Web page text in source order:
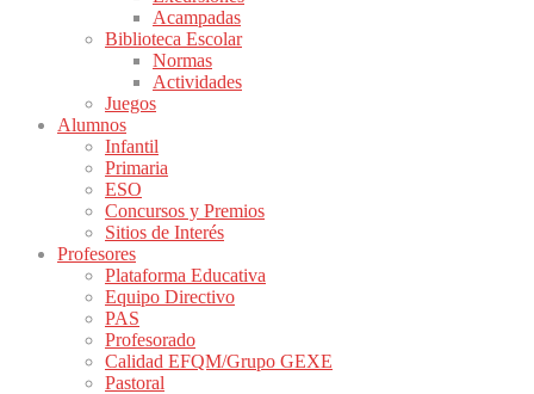
Acampadas
Biblioteca Escolar
Normas
Actividades
Juegos
Alumnos
Infantil
Primaria
ESO
Concursos y Premios
Sitios de Interés
Profesores
Plataforma Educativa
Equipo Directivo
PAS
Profesorado
Calidad EFQM/Grupo GEXE
Pastoral